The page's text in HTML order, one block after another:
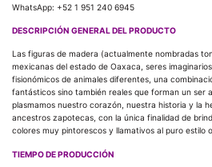
WhatsApp: +52 1 951 240 6945
DESCRIPCIÓN GENERAL DEL PRODUCTO
Las figuras de madera (actualmente nombradas
mexicanas del estado de Oaxaca, seres
fisionómicos de animales diferentes, una
fantásticos sino también reales que forman un ser
plasmamos nuestro corazón, nuestra historia y la
ancestros zapotecas, con la única finalidad de
colores muy pintorescos y llamativos al puro estilo
TIEMPO DE PRODUCCIÓN